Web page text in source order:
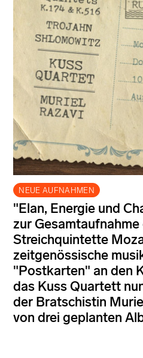
NEUE AUFNAHMEN
"Elan, Energie und
zur Gesamtaufnahme
Streichquintette
zeitgenössische
"Postkarten" an den
das Kuss Quartett
der Bratschistin
von drei geplanten